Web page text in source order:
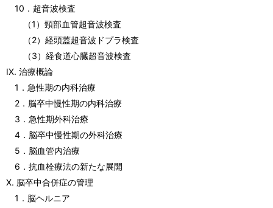
10．超音波検査
（1）頸部血管超音波検査
（2）経頭蓋超音波ドプラ検査
（3）経食道心臓超音波検査
IX. 治療概論
1．急性期の内科治療
2．脳卒中慢性期の内科治療
3．急性期外科治療
4．脳卒中慢性期の外科治療
5．脳血管内治療
6．抗血栓療法の新たな展開
X. 脳卒中合併症の管理
1．脳ヘルニア